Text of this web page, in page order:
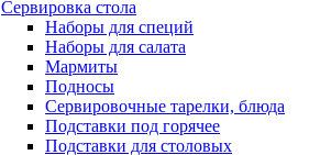
Сервировка стола
Наборы для специй
Наборы для салата
Мармиты
Подносы
Сервировочные тарелки, блюда
Подставки под горячее
Подставки для столовых